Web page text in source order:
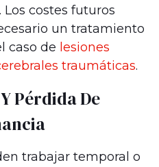
costes futuros
un tratamiento
caso de lesiones
traumáticas.
Pérdida De
trabajar temporal o